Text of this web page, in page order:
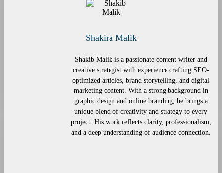
Shakira Malik
Shakib Malik is a passionate content writer and
creative strategist with experience crafting SEO-
optimized articles, brand storytelling, and digital
marketing content. With a strong background in
graphic design and online branding, he brings a
unique blend of creativity and strategy to every
project. His work reflects clarity, professionalism,
and a deep understanding of audience connection.